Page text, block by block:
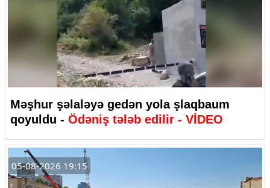
Məşhur şəlaləyə gedən yola şlaqbaum
qoyuldu - Ödəniş tələb edilir - VİDEO
05-08-2026 19:15